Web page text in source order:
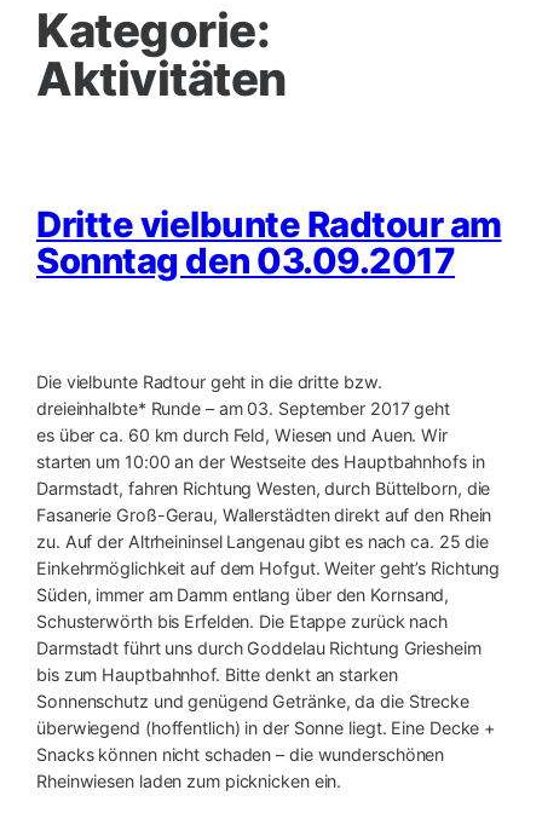
Kategorie:
Aktivitäten
Dritte vielbunte Radtour am
Sonntag den 03.09.2017
Die vielbunte Radtour geht in die dritte bzw.
dreieinhalbte* Runde – am 03. September 2017 geht
es über ca. 60 km durch Feld, Wiesen und Auen. Wir
starten um 10:00 an der Westseite des Hauptbahnhofs in
Darmstadt, fahren Richtung Westen, durch Büttelborn, die
Fasanerie Groß-Gerau, Wallerstädten direkt auf den Rhein
zu. Auf der Altrheininsel Langenau gibt es nach ca. 25 die
Einkehrmöglichkeit auf dem Hofgut. Weiter geht’s Richtung
Süden, immer am Damm entlang über den Kornsand,
Schusterwörth bis Erfelden. Die Etappe zurück nach
Darmstadt führt uns durch Goddelau Richtung Griesheim
bis zum Hauptbahnhof. Bitte denkt an starken
Sonnenschutz und genügend Getränke, da die Strecke
überwiegend (hoffentlich) in der Sonne liegt. Eine Decke +
Snacks können nicht schaden – die wunderschönen
Rheinwiesen laden zum picknicken ein.